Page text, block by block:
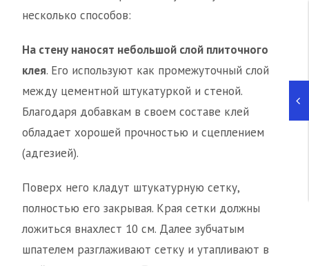
несколько способов:
На стену наносят небольшой слой плиточного
клея. Его используют как промежуточный слой
между цементной штукатуркой и стеной.
Благодаря добавкам в своем составе клей
обладает хорошей прочностью и сцеплением
(адгезией).
Поверх него кладут штукатурную сетку,
полностью его закрывая. Края сетки должны
ложиться внахлест 10 см. Далее зубчатым
шпателем разглаживают сетку и утапливают в